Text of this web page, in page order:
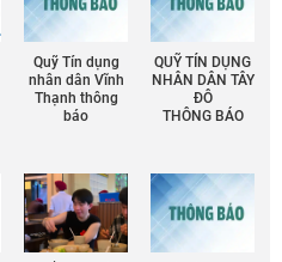
Quỹ Tín dụng
nhân dân Vĩnh
Thạnh thông
báo
QUỸ TÍN DỤNG
NHÂN DÂN TÂY
ĐÔ
THÔNG BÁO